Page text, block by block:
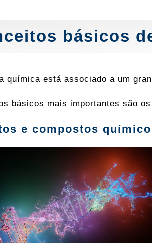
básicos
química está associado a um
básicos mais importantes são
e compostos